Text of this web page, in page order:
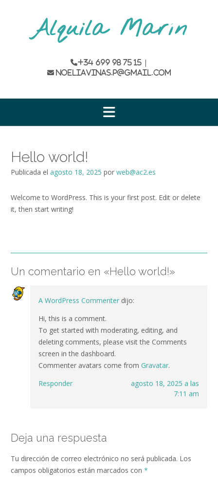
Alquila Marín
+34 699 98 75 15 |
noeliavinas.p@gmail.com
Hello world!
Publicada el agosto 18, 2025 por web@ac2.es
Welcome to WordPress. This is your first post. Edit or delete
it, then start writing!
Un comentario en «Hello world!»
A WordPress Commenter dijo:
Hi, this is a comment.
To get started with moderating, editing, and
deleting comments, please visit the Comments
screen in the dashboard.
Commenter avatars come fromGravatar.
Responder
agosto 18, 2025 a las
7:11 am
Deja una respuesta
Tu dirección de correo electrónico no será publicada. Los
campos obligatorios están marcados con *